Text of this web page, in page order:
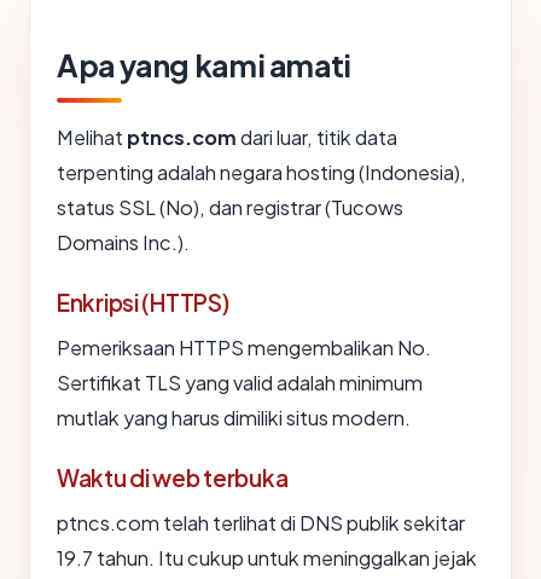
Apa yang kami amati
Melihat ptncs.comdari luar, titik data
terpenting adalah negara hosting (Indonesia),
status SSL (No), dan registrar (Tucows
Domains Inc.).
Enkripsi (HTTPS)
Pemeriksaan HTTPS mengembalikan No.
Sertifikat TLS yang valid adalah minimum
mutlak yang harus dimiliki situs modern.
Waktu di web terbuka
ptncs.com telah terlihat di DNS publik sekitar
19.7 tahun. Itu cukup untuk meninggalkan jejak